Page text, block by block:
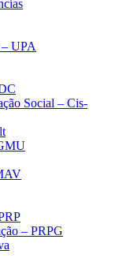
UPA
Social – Cis-
– PRPG